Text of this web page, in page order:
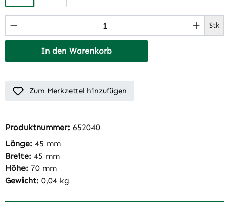
Produkt Anzahl: Gib den gewünschten Stk
In den Warenkorb
Zum Merkzettel hinzufügen
Produktnummer: 652040
Länge: 45 mm
Breite: 45 mm
Höhe: 70 mm
Gewicht: 0,04 kg